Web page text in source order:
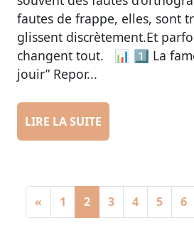
fautes de frappe, elles, sont
glissent discrètement.Et
changent tout. 📊 1️⃣ La
jouir” Repor...
LIRE LA SUITE
« 1 2 3 4 5 6